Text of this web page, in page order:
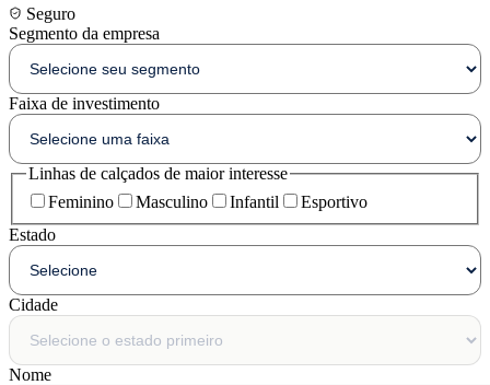
Seguro
Segmento da empresa
Faixa de investimento
Linhas de calçados de maior interesse
Feminino
Masculino Infantil
Esportivo
Estado
Cidade
Nome